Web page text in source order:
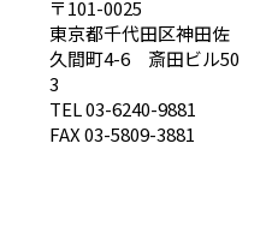
〒101-0025
東京都千代田区神田佐
久間町4-6 斎田ビル50
3
TEL 03-6240-9881
FAX 03-5809-3881